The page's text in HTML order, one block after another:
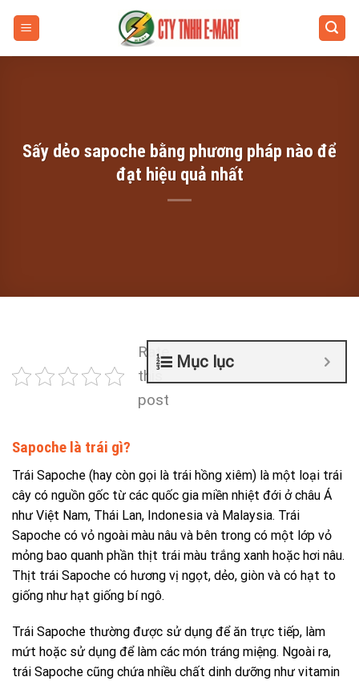
Sấy dẻo sapoche bằng phương pháp nào để
đạt hiệu quả nhất
Mục lục
Rate
this
post
Sapoche là trái gì?
Trái Sapoche (hay còn gọi là trái hồng xiêm) là một loại trái
cây có nguồn gốc từ các quốc gia miền nhiệt đới ở châu Á
như Việt Nam, Thái Lan, Indonesia và Malaysia. Trái
Sapoche có vỏ ngoài màu nâu và bên trong có một lớp vỏ
mỏng bao quanh phần thịt trái màu trắng xanh hoặc hơi nâu.
Thịt trái Sapoche có hương vị ngọt, dẻo, giòn và có hạt to
giống như hạt giống bí ngô.
Trái Sapoche thường được sử dụng để ăn trực tiếp, làm
mứt hoặc sử dụng để làm các món tráng miệng. Ngoài ra,
trái Sapoche cũng chứa nhiều chất dinh dưỡng như vitamin